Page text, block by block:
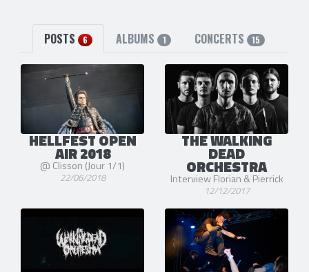
POSTS 6 ALBUMS 1 CONCERTS 15
HELLFEST OPEN
AIR 2018
@ Clisson (Jour 1/1)
22/06/2018
THE WALKING
DEAD
ORCHESTRA
Interview Florian & Pierrick
12/12/2017